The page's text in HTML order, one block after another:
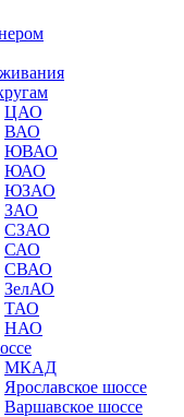
ЦАО
ВАО
ЮВАО
ЮАО
ЮЗАО
ЗАО
СЗАО
САО
СВАО
ЗелАО
ТАО
НАО
МКАД
Ярославское шоссе
Варшавское шоссе